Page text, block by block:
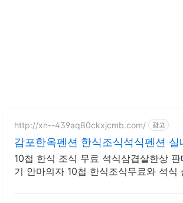
http://xn--439aq80ckxjcmb.com/ 광고
감포한옥펜션 한식조식석식펜션 실
10첩 한식 조식 무료 석식삼겹살한상
기 안마의자 10첩 한식조식무료와 석식